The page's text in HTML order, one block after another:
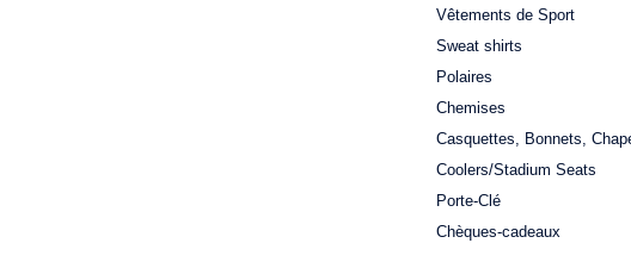
Vêtements de Sport
Sweat shirts
Polaires
Chemises
Casquettes, Bonnets,
Coolers/Stadium Seats
Porte-Clé
Chèques-cadeaux